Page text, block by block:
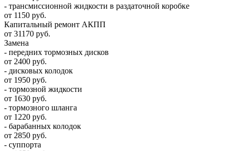
- трансмиссионной жидкости в раздаточной коробке
от 1150 руб.
Капитальный ремонт АКПП
от 31170 руб.
Замена
- передних тормозных дисков
от 2400 руб.
- дисковых колодок
от 1950 руб.
- тормозной жидкости
от 1630 руб.
- тормозного шланга
от 1220 руб.
- барабанных колодок
от 2850 руб.
- суппорта